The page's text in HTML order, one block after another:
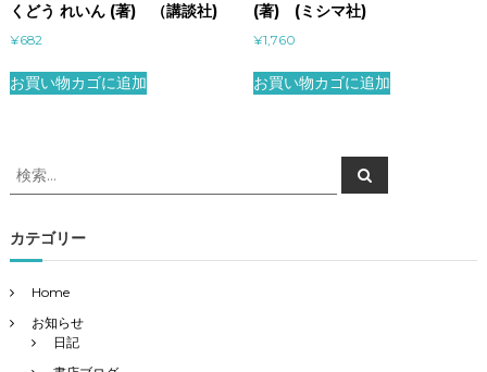
くどう れいん (著) （講談社)
¥682
お買い物カゴに追加
(著) (ミシマ社)
¥1,760
お買い物カゴに追加
検
索
象
:
検
索
カテゴリー
Home
お知らせ
日記